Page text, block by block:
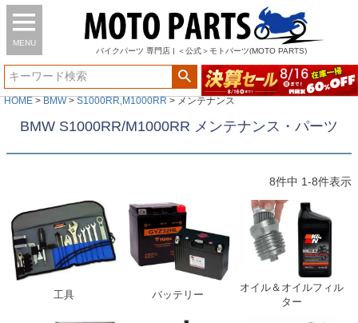
MENU
バイク パーツ 専門店 | ＜公式＞モトパーツ(MOTO PARTS)
HOME BMW S1000RR,M1000RR メンテナンス
BMW S1000RR/M1000RR メンテナンス・パーツ
8件中 1-8件表示
工具 バッテリー
オイル＆オイルフィル
ター